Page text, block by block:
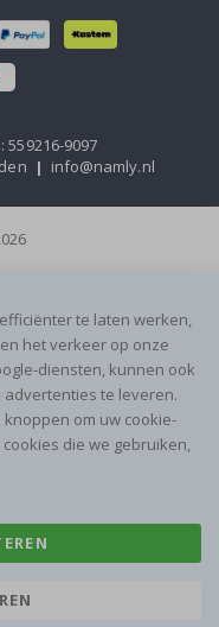
559216-9097
| info@namly.nl
te laten werken,
het verkeer op onze
diensten, kunnen ook
te leveren.
om uw cookie-
die we gebruiken,